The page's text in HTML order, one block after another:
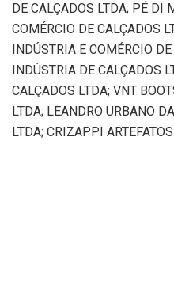
DE CALÇADOS LTDA; PÉ DI
COMÉRCIO DE CALÇADOS
INDÚSTRIA E COMÉRCIO
INDÚSTRIA DE CALÇADOS
CALÇADOS LTDA; VNT
LTDA; LEANDRO URBANO
LTDA; CRIZAPPI